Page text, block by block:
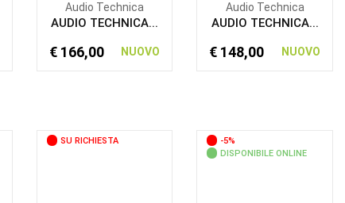
Audio Technica
AUDIO TECHNICA...
€ 166,00 NUOVO
Audio Technica
AUDIO TECHNICA...
€ 148,00 NUOVO
SU RICHIESTA
-5%
DISPONIBILE ONLINE